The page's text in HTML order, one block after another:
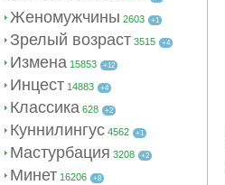
Женомужчины 2603 +1
Зрелый возраст 3515 +4
Измена 15853 +12
Инцест 14883 +4
Классика 628 +2
Куннилингус 4562 +1
Мастурбация 3208 +2
Минет 16206 +8